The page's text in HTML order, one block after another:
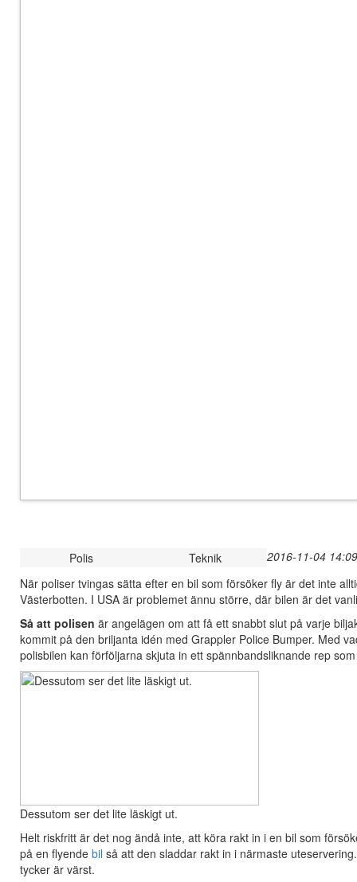
2016-11-04
Polis
Teknik
När poliser tvingas sätta efter en bil som försöker fly är det inte
Västerbotten. I USA är problemet ännu större, där bilen är det
Så att polisen är angelägen om att få ett snabbt slut på varje
kommit på den briljanta idén med Grappler Police Bumper. Med
polisbilen kan förföljarna skjuta in ett spännbandsliknande rep
Dessutom ser det lite läskigt ut.
Helt riskfritt är det nog ändå inte, att köra rakt in i en bil som
på en flyende bil så att den sladdar rakt in i närmaste
tycker är värst.